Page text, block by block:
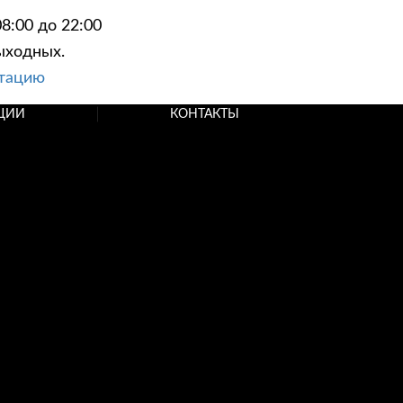
до 22:00
КОНТАКТЫ